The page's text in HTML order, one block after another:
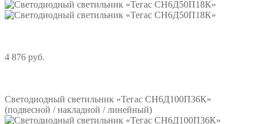
4 876 руб.
Светодиодный светильник «Тегас СН6Д100П36К»
(подвесной / накладной / линейный)